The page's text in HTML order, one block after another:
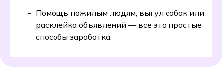
Помощь пожилым людям, выгул собак или
расклейка объявлений — все это простые
способы заработка.